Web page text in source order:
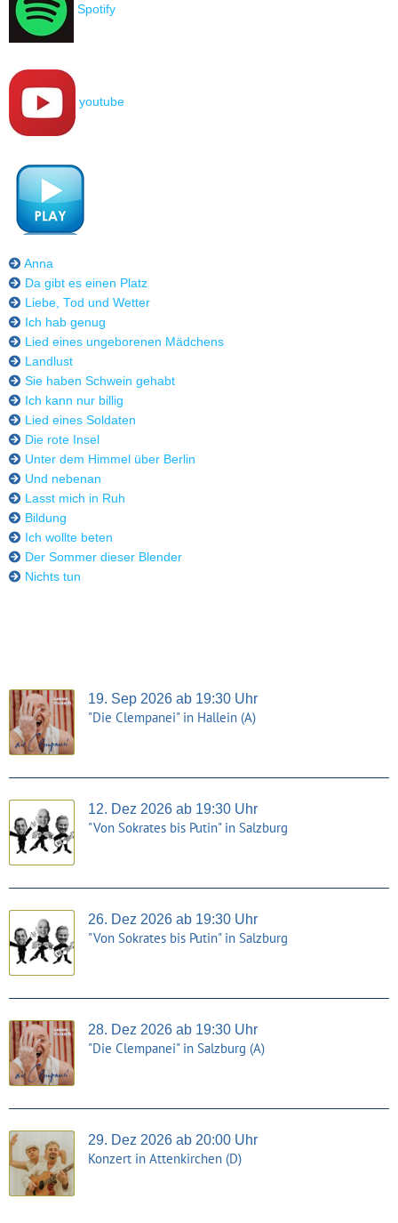
Spotify
youtube
Anna
Da gibt es einen Platz
Liebe, Tod und Wetter
Ich hab genug
Lied eines ungeborenen Mädchens
Landlust
Sie haben Schwein gehabt
Ich kann nur billig
Lied eines Soldaten
Die rote Insel
Unter dem Himmel über Berlin
Und nebenan
Lasst mich in Ruh
Bildung
Ich wollte beten
Der Sommer dieser Blender
Nichts tun
19. Sep 2026 ab 19:30 Uhr
"Die Clempanei" in Hallein (A)
12. Dez 2026 ab 19:30 Uhr
"Von Sokrates bis Putin" in Salzburg
26. Dez 2026 ab 19:30 Uhr
"Von Sokrates bis Putin" in Salzburg
28. Dez 2026 ab 19:30 Uhr
"Die Clempanei" in Salzburg (A)
29. Dez 2026 ab 20:00 Uhr
Konzert in Attenkirchen (D)